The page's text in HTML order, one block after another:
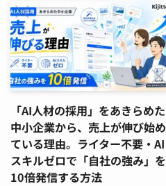
「AI人材の採用」をあきらめた
中小企業から、売上が伸び始め
ている理由。ライター不要・AI
スキルゼロで「自社の強み」を
10倍発信する方法